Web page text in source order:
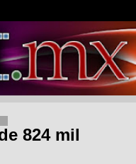
824 mil